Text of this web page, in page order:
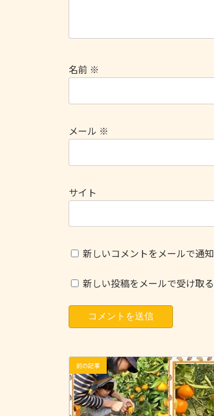
名前 ※
メール ※
サイト
新しいコメントをメールで通知
新しい投稿をメールで受け取る
前の記事